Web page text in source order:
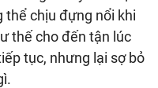
thể chịu đựng nổi khi
thế cho đến tận lúc
tục, nhưng lại sợ bỏ